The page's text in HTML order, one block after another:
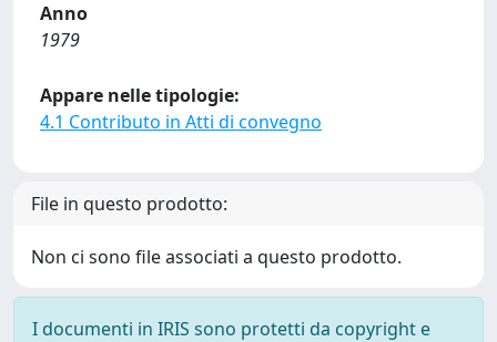
Anno
1979
Appare nelle tipologie:
4.1 Contributo in Atti di convegno
File in questo prodotto:
Non ci sono file associati a questo prodotto.
I documenti in IRIS sono protetti da copyright e